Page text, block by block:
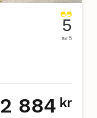
5
av 5
2 884 kr